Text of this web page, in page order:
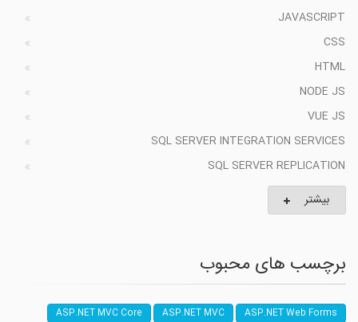
JAVASCRIPT
CSS
HTML
NODE JS
VUE JS
SQL SERVER INTEGRATION SERVICES
SQL SERVER REPLICATION
بیشتر
برچسب های محبوب
ASP.NET Web Forms
ASP.NET MVC
ASP.NET MVC Core